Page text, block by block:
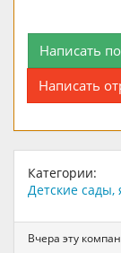
Написать
Написать
Категории:
Детские сады,
Вчера эту